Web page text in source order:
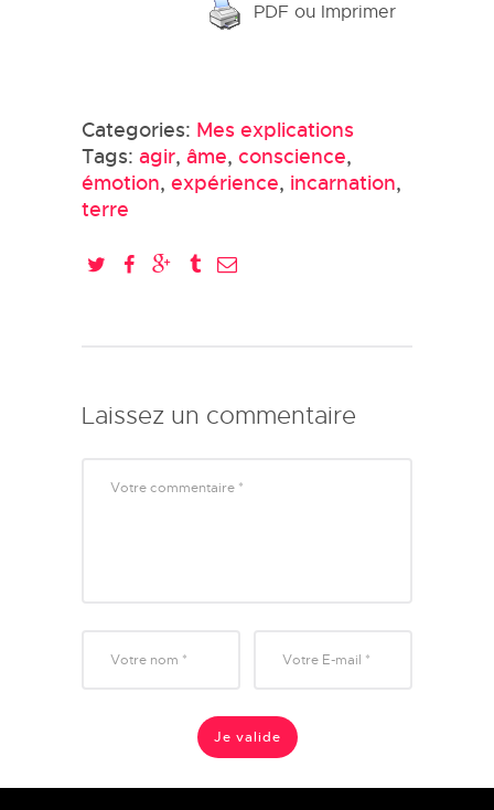
PDF ou Imprimer
Categories: Mes explications
Tags: agir, âme, conscience,
émotion, expérience, incarnation,
terre
Laissez un commentaire